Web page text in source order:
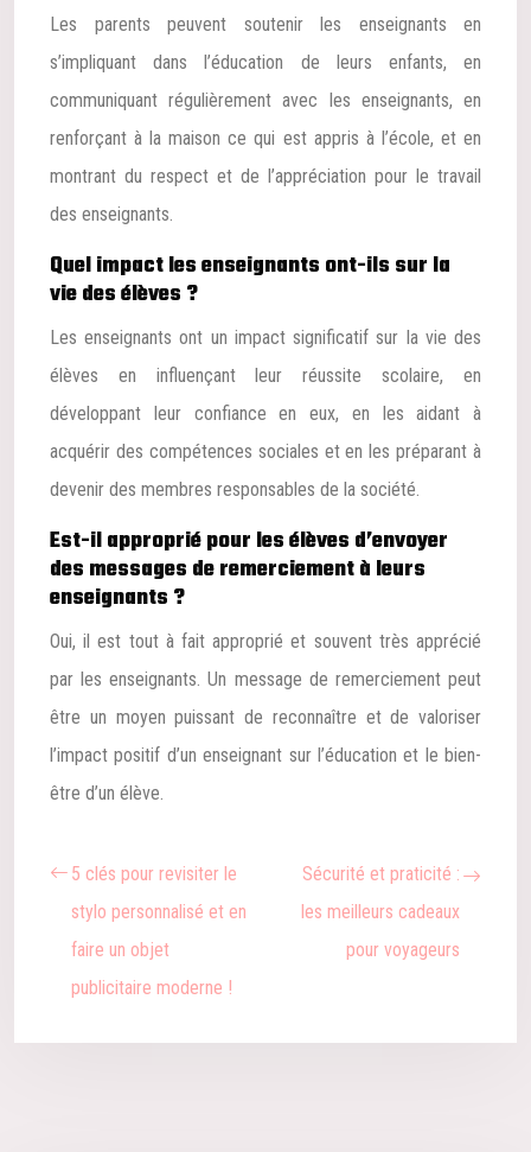
Les parents peuvent soutenir les enseignants en
s’impliquant dans l’éducation de leurs enfants, en
communiquant régulièrement avec les enseignants, en
renforçant à la maison ce qui est appris à l’école, et en
montrant du respect et de l’appréciation pour le travail
des enseignants.
Quel impact les enseignants ont-ils sur la
vie des élèves ?
Les enseignants ont un impact significatif sur la vie des
élèves en influençant leur réussite scolaire, en
développant leur confiance en eux, en les aidant à
acquérir des compétences sociales et en les préparant à
devenir des membres responsables de la société.
Est-il approprié pour les élèves d’envoyer
des messages de remerciement à leurs
enseignants ?
Oui, il est tout à fait approprié et souvent très apprécié
par les enseignants. Un message de remerciement peut
être un moyen puissant de reconnaître et de valoriser
l’impact positif d’un enseignant sur l’éducation et le bien-
être d’un élève.
5 clés pour revisiter le
stylo personnalisé et en
faire un objet
publicitaire moderne !
Sécurité et praticité :
les meilleurs cadeaux
pour voyageurs